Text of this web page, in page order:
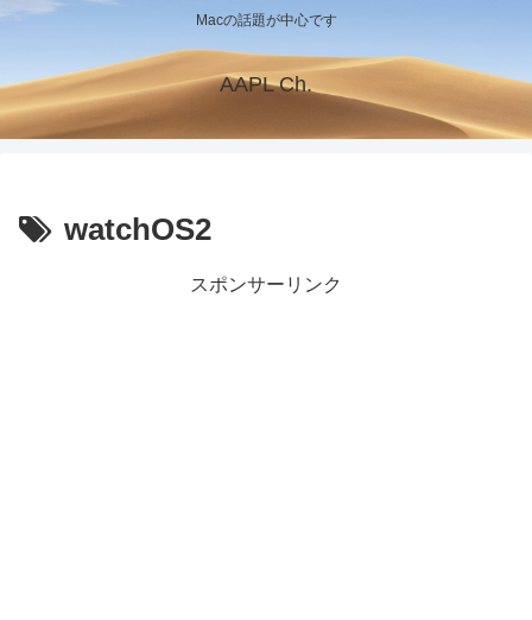
Macの話題が中心です
AAPL Ch.
watchOS2
スポンサーリンク